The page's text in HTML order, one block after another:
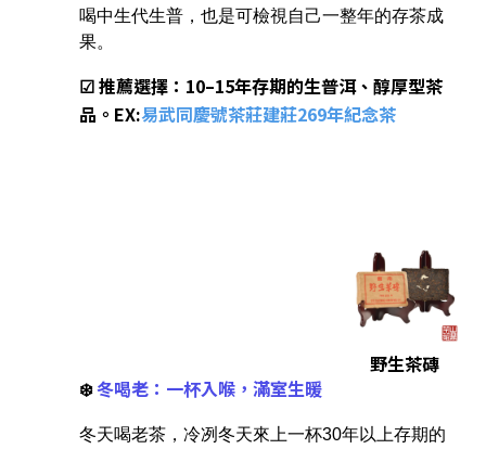
喝中生代生普，也是可檢視自己一整年的存茶成
果。
☑ 推薦選擇：10–15年存期的生普洱、醇厚型茶
品。EX:易武同慶號茶莊建莊269年紀念茶
野生茶磚
❄️冬喝老：一杯入喉，滿室生暖
冬天喝老茶，冷冽冬天來上一杯30年以上存期的